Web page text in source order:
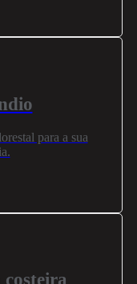
para a sua
costeira